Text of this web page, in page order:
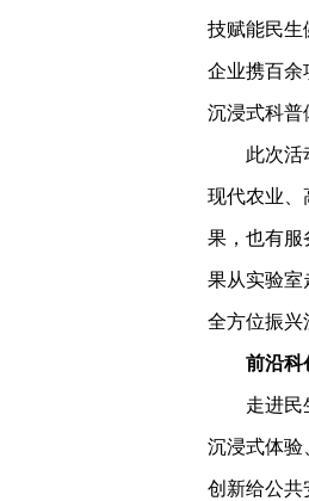
技赋能民
企业携百余
沉浸式科普
此次活
现代农业、
果，也有服
果从实验室
全方位振兴
前沿科
走进民
沉浸式体验
创新给公共